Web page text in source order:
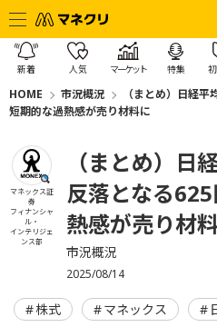
新着 人気 マーケット 特集
HOME 市況概況
（まとめ）日経
短期的な過熱感が売り材料に
マネックス証
券
フィナンシャ
ル・
インテリジェ
ンス部
（まとめ）日
反落となる
熱感が売り材
市況概況
2025/08/14
株式 マネックス